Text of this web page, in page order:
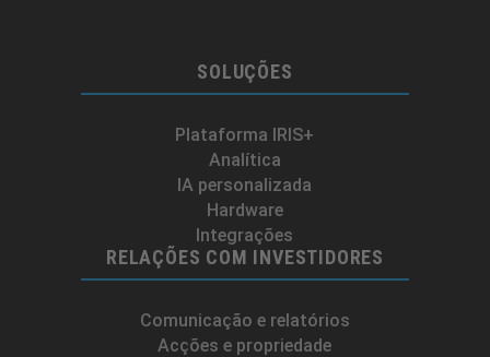
SOLUÇÕES
Plataforma IRIS+
Analítica
IA personalizada
Hardware
Integrações
RELAÇÕES COM INVESTIDORES
Comunicação e relatórios
Acções e propriedade